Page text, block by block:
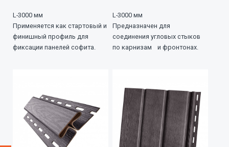
L-3000 мм
Применяется как стартовый и
финишный профиль для
фиксации панелей софита.
L-3000 мм
Предназначен для
соединения угловых стыков
по карнизам и фронтонах.